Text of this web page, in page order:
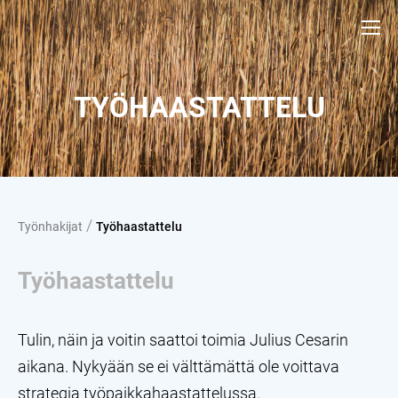
TYÖHAASTATTELU
Työnhakijat / Työhaastattelu
Työhaastattelu
Tulin, näin ja voitin saattoi toimia Julius Cesarin
aikana. Nykyään se ei välttämättä ole voittava
strategia työpaikkahaastattelussa.